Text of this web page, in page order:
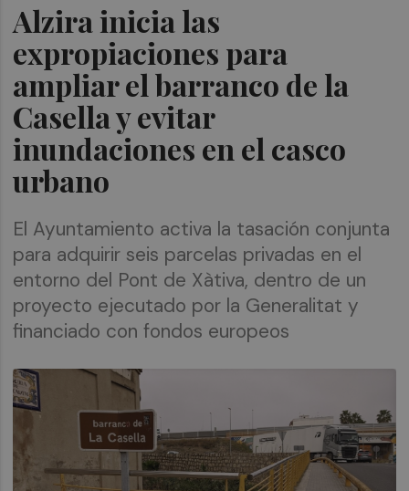
Alzira inicia las
expropiaciones para
ampliar el barranco de la
Casella y evitar
inundaciones en el casco
urbano
El Ayuntamiento activa la tasación conjunta
para adquirir seis parcelas privadas en el
entorno del Pont de Xàtiva, dentro de un
proyecto ejecutado por la Generalitat y
financiado con fondos europeos